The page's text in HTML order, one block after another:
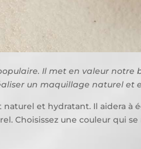
Il met en valeur
un maquillage naturel et
et hydratant. Il aidera à
Choisissez une couleur qui